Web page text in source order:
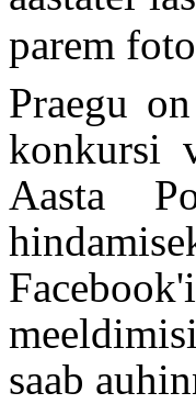
parem
Praegu
konkursi
Aasta
saab